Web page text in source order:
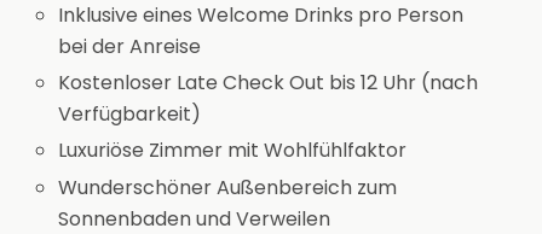
Inklusive eines Welcome Drinks pro Person
bei der Anreise
Kostenloser Late Check Out bis 12 Uhr (nach
Verfügbarkeit)
Luxuriöse Zimmer mit Wohlfühlfaktor
Wunderschöner Außenbereich zum
Sonnenbaden und Verweilen